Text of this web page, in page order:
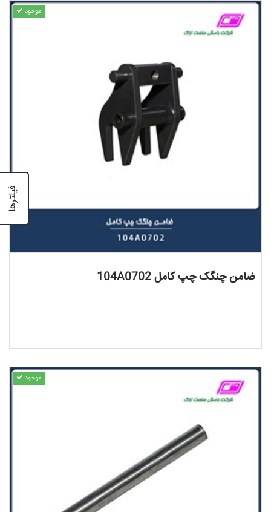
فیلترها
ضامن چنگک چپ کامل 104A0702
موجود
موجود